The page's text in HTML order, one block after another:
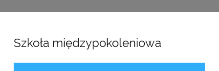
Szkoła międzypokoleniowa